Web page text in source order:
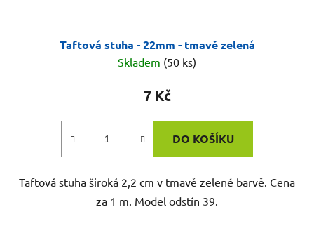
Taftová stuha - 22mm - tmavě zelená
Skladem (50 ks)
7 Kč
DO KOŠÍKU
Taftová stuha široká 2,2 cm v tmavě zelené barvě. Cena
za 1 m. Model odstín 39.